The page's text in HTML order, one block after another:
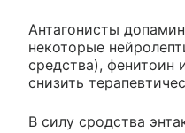
Антагонисты
некоторые
средства), фенитоин
снизить
В силу сродства